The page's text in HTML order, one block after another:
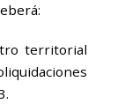
territorial